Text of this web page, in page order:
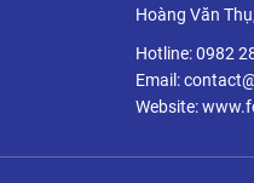
Hoàng Văn
Hotline: 0982
Email:
Website: